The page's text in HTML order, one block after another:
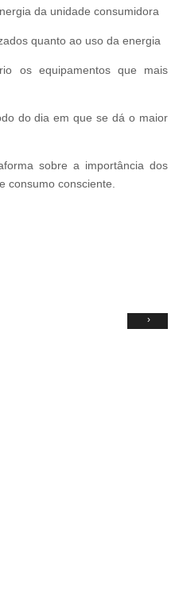
da unidade consumidora
quanto ao uso da energia
os equipamentos que mais
do dia em que se dá o maior
sobre a importância dos
consumo consciente.
›